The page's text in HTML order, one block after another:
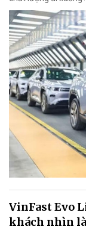
VinFast Evo
khách nhìn